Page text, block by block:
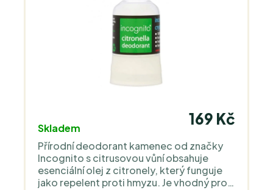
Skladem
169 Kč
Přírodní deodorant kamenec od značky
Incognito s citrusovou vůní obsahuje
esenciální olej z citronely, který funguje
jako repelent proti hmyzu. Je vhodný pro